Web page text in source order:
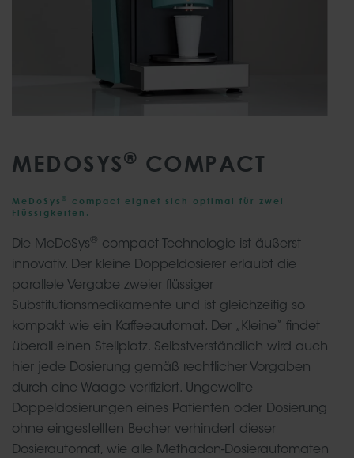
MEDOSYS® COMPACT
MeDoSys ®
compact eignet sich optimal für zwei
Flüssigkeiten.
Die MeDoSys ® compact Technologie ist äußerst
innovativ. Der kleine Doppeldosierer erlaubt die
parallele Vergabe zweier flüssiger
Substitutionsmedikamente und ist gleichzeitig so
kompakt wie ein Kaffeeautomat. Der „Kleine“ findet
überall einen Stellplatz. Selbstverständlich wird auch
hier jede Dosierung gemäß rechtlicher Vorgaben
durch eine Waage verifiziert. Ungewollte
Doppeldosierungen eines Patienten oder Dosierung
ohne eingestellten Becher verhindert dieser
Dosierautomat, wie alle Methadon-Dosierautomaten